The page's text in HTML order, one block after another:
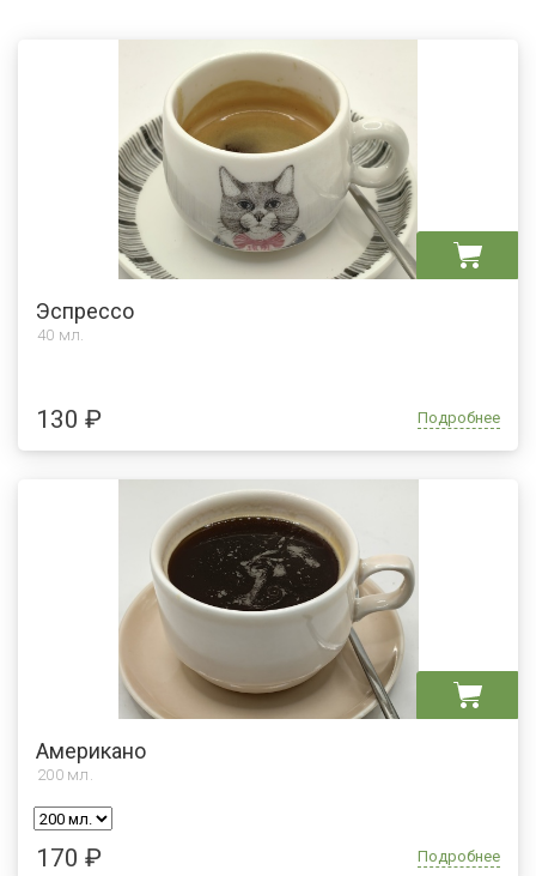
Эспрессо
40 мл.
130 ₽ Подробнее
Американо
200 мл.
170 ₽ Подробнее